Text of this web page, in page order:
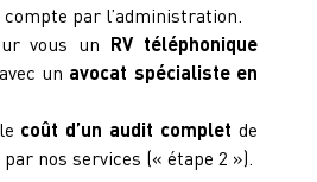
par l’administration.
vous un RV téléphonique
un avocat spécialiste en
coût d’un audit complet de
nos services (« étape 2 »).